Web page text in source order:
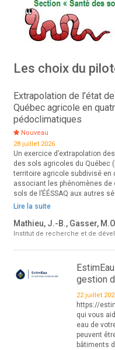
Les choix du
Extrapolation de l’état
Québec agricole en
pédoclimatiques
Nouveau
28 juillet 2026
Un exercice d’extrapolation
des sols agricoles du Québec
territoire agricole subdivisé en
associant les phénomènes
sols de l’ÉÉSSAQ aux autres
Lire la suite
Mathieu, J.-B., Gasser,
Institut de recherche et de
gestion
22 juillet
https://
qui vous
eau de
peuvent
bâtiments